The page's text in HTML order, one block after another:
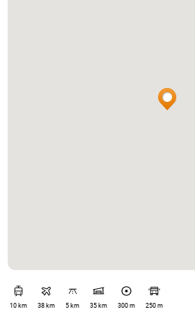
10 km 38 km 5 km 35 km 300 m 250 m